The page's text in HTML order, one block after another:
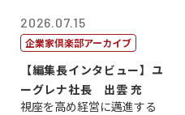
2026.07.15
企業家倶楽部アーカイブ
【編集長インタビュー】ユ
ーグレナ社長 出雲 充
視座を高め経営に邁進する